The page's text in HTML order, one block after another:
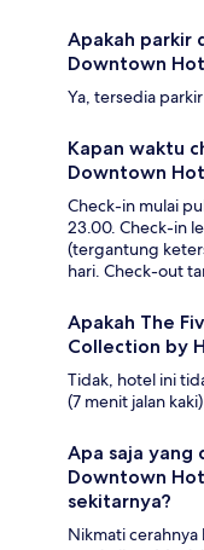
Apakah parkir
Downtown
Ya, tersedia
Kapan waktu
Downtown
Check-in mulai
23.00. Check-in
(tergantung
hari. Check-out
Apakah The
Collection by
Tidak, hotel ini
(7 menit jalan
Apa saja yang
Downtown
sekitarnya?
Nikmati